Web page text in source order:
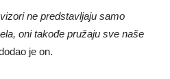
ne predstavljaju samo
oni takođe pružaju sve naše
je on.